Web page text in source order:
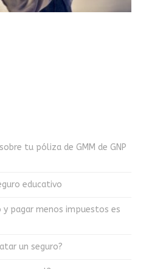
tu póliza de GMM de GNP
educativo
pagar menos impuestos es
un seguro?